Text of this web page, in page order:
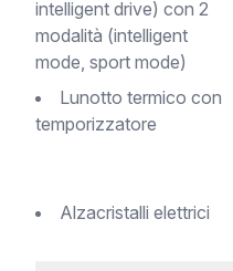
intelligent drive) con 2
modalità (intelligent
mode, sport mode)
Lunotto termico con
temporizzatore
Alzacristalli elettrici